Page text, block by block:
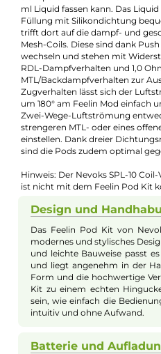
Beschreibung
Nevoks - Feelin
Das kompakte und extrem
sieht toll aus, passt
RDL-Dampfgenuss und
äußerst komfortable
Farbvarianten spricht das
Einsteiger und Umsteiger
Dampfer mit seinen
Mit seinem integrierten
Feelin Pod Mod eine
und verfügt über eine große
Anschluss kann der Akku
aufgefrischt werden, sodass
ergonomische runde
Experten schnell
E-